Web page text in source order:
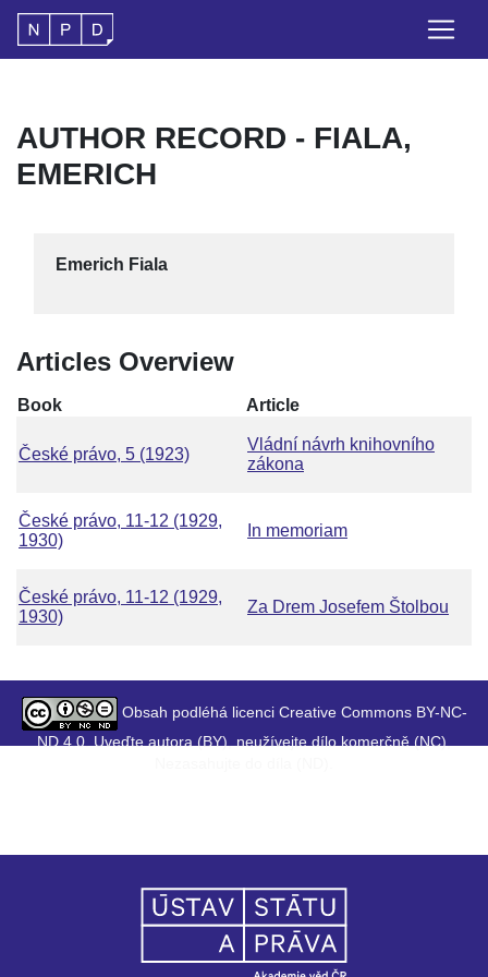
AUTHOR RECORD - FIALA,
EMERICH
Emerich Fiala
Articles Overview
Book Article
České právo, 5 (1923)
Vládní návrh knihovního
zákona
České právo, 11-12 (1929,
1930)
In memoriam
České právo, 11-12 (1929,
1930)
Za Drem Josefem Štolbou
Obsah podléhá licenci Creative Commons BY-NC-
ND 4.0. Uveďte autora (BY), neužívejte dílo komerčně (NC),